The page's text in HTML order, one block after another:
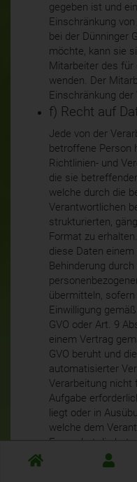
gegeben ist und
Einschränkung
bei der Dünninger
möchte, kann sie
Mitarbeiter des für
wenden. Der
Einschränkung
f) Recht auf
Jede von der
betroffene Person
Richtlinien- und
die sie
welche durch die
Verantwortlichen
strukturierten,
Format zu
diese Daten
Behinderung
übermitteln,
Einwilligung
GVO oder Art. 9
einem Vertrag
GVO beruht und
automatisierter
Verarbeitung nicht
Aufgabe
liegt oder in
welche dem
Ferner hat die
ihres Rechts auf
Abs. 1 DS-GVO